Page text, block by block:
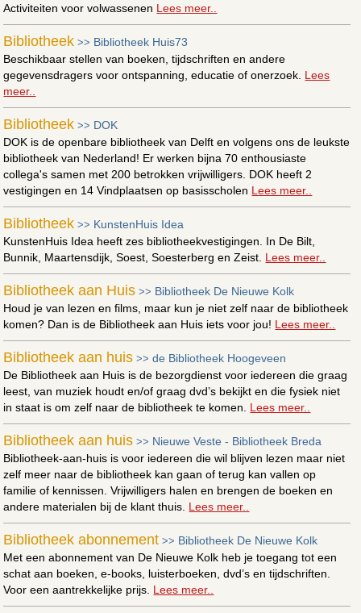
Activiteiten voor volwassenen Lees meer..
Bibliotheek >> Bibliotheek Huis73
Beschikbaar stellen van boeken, tijdschriften en andere
gegevensdragers voor ontspanning, educatie of onerzoek. Lees
meer..
Bibliotheek >> DOK
DOK is de openbare bibliotheek van Delft en volgens ons de leukste
bibliotheek van Nederland! Er werken bijna 70 enthousiaste
collega's samen met 200 betrokken vrijwilligers. DOK heeft 2
vestigingen en 14 Vindplaatsen op basisscholen Lees meer..
Bibliotheek >> KunstenHuis Idea
KunstenHuis Idea heeft zes bibliotheekvestigingen. In De Bilt,
Bunnik, Maartensdijk, Soest, Soesterberg en Zeist. Lees meer..
Bibliotheek aan Huis >> Bibliotheek De Nieuwe Kolk
Houd je van lezen en films, maar kun je niet zelf naar de bibliotheek
komen? Dan is de Bibliotheek aan Huis iets voor jou! Lees meer..
Bibliotheek aan huis >>de Bibliotheek Hoogeveen
De Bibliotheek aan Huis is de bezorgdienst voor iedereen die graag
leest, van muziek houdt en/of graag dvd’s bekijkt en die fysiek niet
in staat is om zelf naar de bibliotheek te komen. Lees meer..
Bibliotheek aan huis >> Nieuwe Veste - Bibliotheek Breda
Bibliotheek-aan-huis is voor iedereen die wil blijven lezen maar niet
zelf meer naar de bibliotheek kan gaan of terug kan vallen op
familie of kennissen. Vrijwilligers halen en brengen de boeken en
andere materialen bij de klant thuis. Lees meer..
Bibliotheek abonnement >> Bibliotheek De Nieuwe Kolk
Met een abonnement van De Nieuwe Kolk heb je toegang tot een
schat aan boeken, e-books, luisterboeken, dvd’s en tijdschriften.
Voor een aantrekkelijke prijs. Lees meer..